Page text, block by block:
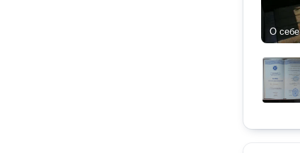
О себе